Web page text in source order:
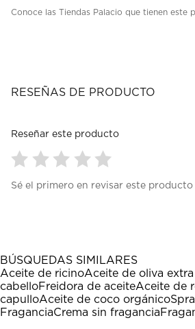
Conoce las Tiendas Palacio que tienen este
RESEÑAS DE PRODUCTO
Reseñar este producto
para
1
estrella
Esta
acción
abrirá
el
para
estrellas.
Esta
acción
abrirá
el
para
estrellas.
Esta
acción
abrirá
el
para
estrellas.
Esta
acción
abrirá
el
para
estrellas.
Esta
acción
abrirá
el
Sé el primero en revisar este producto
BÚSQUEDAS SIMILARES
Aceite de ricinoAceite de oliva
cabelloFreidora de aceiteAceite de
capulloAceite de coco orgánico
FraganciaCrema sin fragancia